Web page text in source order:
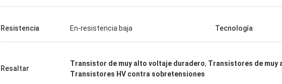
Resistencia En-resistencia baja Tecnología
Resaltar
Transistor de muy alto voltaje duradero, Transistores de muy
Transistores HV contra sobretensiones